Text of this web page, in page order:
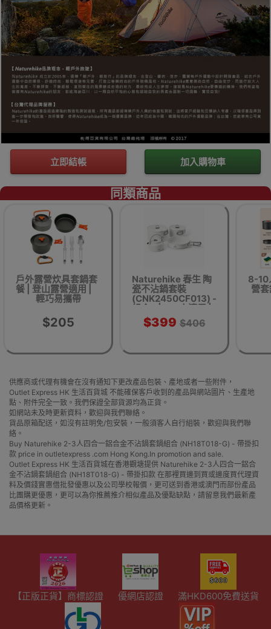
立即結帳 加入購物車
同類商品
戶外露營炊具套鍋套
餐 | 登山露營適用 |
輕巧易攜帶
$205
Naturehike 春生 陶
瓷不沾鍋套裝
(CNK2450CF013) -
組合B | 4-7人適用 |
0.8L水壺+7.5吋煎鍋
+1.7L中鍋+3L大鍋
$399 $406
8-10
營
供應商或代理有機會在沒有通知下更改產品包裝、產地或者一些附件，
Outlet Express HK 生活百貨城 不能確保客戶收到的產品與網站圖片、生產地
點、附件完全一致。我們保證全部貨源均為正貨。
如網站未及時更新資料，歡迎與我們聯絡。
貨品原箱配送，如沒有註明免/包安裝，一般須客人自行組裝，歡迎與我們聯
絡。
Buy Naturehike 2-3人四合一鋁合金不沾鍋套鍋組合 (NH18T018-G) - 帶掛扣
款 price in outletexpress .com Hong Kong.In promotion and sale.
Outlet Express HK 生活百貨城在香港觀塘提供 Naturehike 2-3人四合一鋁合
金不沾鍋套鍋組合 (NH18T018-G) - 帶掛扣款 在那裡買邊到買或邊度買代理資
料及價錢實惠借批發優惠以及公司學校報價，更可送到香港或澳門而部份產品
比團購更優惠，更可以為你推薦推介相似產品及優點缺點，請留意我們最新產
品價格更新。
【正版正貨】商標認證 優網店認證 滿HKD600免費送貨